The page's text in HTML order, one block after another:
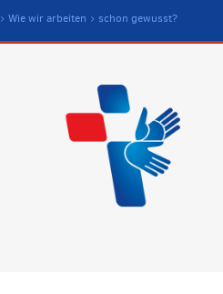
Start
Wie wir arbeiten schon gewusst?